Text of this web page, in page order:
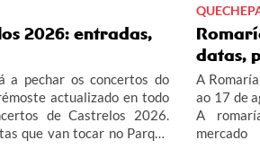
2026: entradas,
a pechar os concertos do
actualizado en todo
de Castrelos 2026.
que van tocar no Parque
datas,
A
ao 17 de
A